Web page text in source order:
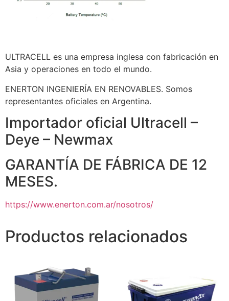
ULTRACELL es una empresa inglesa con fabricación en
Asia y operaciones en todo el mundo.
ENERTON INGENIERÍA EN RENOVABLES. Somos
representantes oficiales en Argentina.
Importador oficial Ultracell –
Deye – Newmax
GARANTÍA DE FÁBRICA DE 12
MESES.
https://www.enerton.com.ar/nosotros/
Productos relacionados